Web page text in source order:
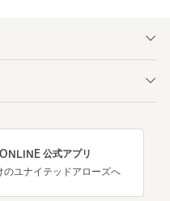
公式アプリ
のユナイテッドアローズへ